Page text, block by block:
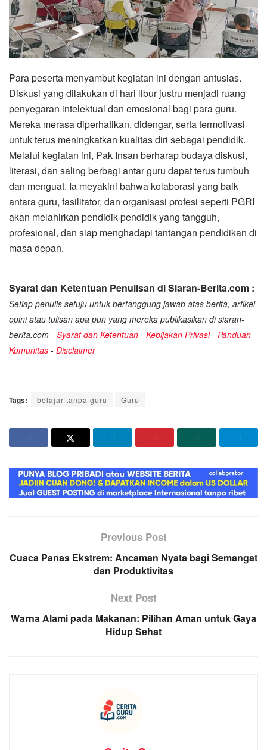
Para peserta menyambut kegiatan ini dengan antusias.
Diskusi yang dilakukan di hari libur justru menjadi ruang
penyegaran intelektual dan emosional bagi para guru.
Mereka merasa diperhatikan, didengar, serta termotivasi
untuk terus meningkatkan kualitas diri sebagai pendidik.
Melalui kegiatan ini, Pak Insan berharap budaya diskusi,
literasi, dan saling berbagi antar guru dapat terus tumbuh
dan menguat. Ia meyakini bahwa kolaborasi yang baik
antara guru, fasilitator, dan organisasi profesi seperti PGRI
akan melahirkan pendidik-pendidik yang tangguh,
profesional, dan siap menghadapi tantangan pendidikan di
masa depan.
Syarat dan Ketentuan Penulisan di Siaran-Berita.com :
Setiap penulis setuju untuk bertanggung jawab atas berita, artikel,
opini atau tulisan apa pun yang mereka publikasikan di siaran-
berita.com - Syarat dan Ketentuan - Kebijakan Privasi- Panduan
Komunitas - Disclaimer
Tags: belajar tanpa guru Guru
Previous Post
Cuaca Panas Ekstrem: Ancaman Nyata bagi Semangat
dan Produktivitas
Next Post
Warna Alami pada Makanan: Pilihan Aman untuk Gaya
Hidup Sehat